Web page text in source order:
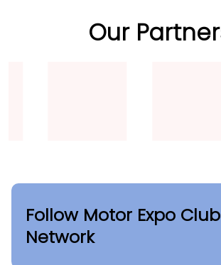
Our
Follow Motor Expo Club
Network